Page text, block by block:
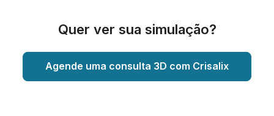
Quer ver sua simulação?
Agende uma consulta 3D com Crisalix